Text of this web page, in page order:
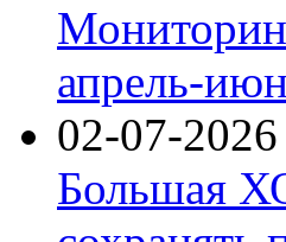
апрель-
02-07-2026
Большая